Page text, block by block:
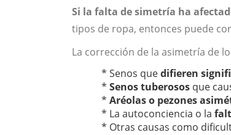
Si la falta de simetría ha
tipos de ropa, entonces puede
La corrección de la asimetría de
* Senos quedifieren
* Senos tuberosos que
* Aréolas o pezones
* La autoconciencia o la
* Otras causas como